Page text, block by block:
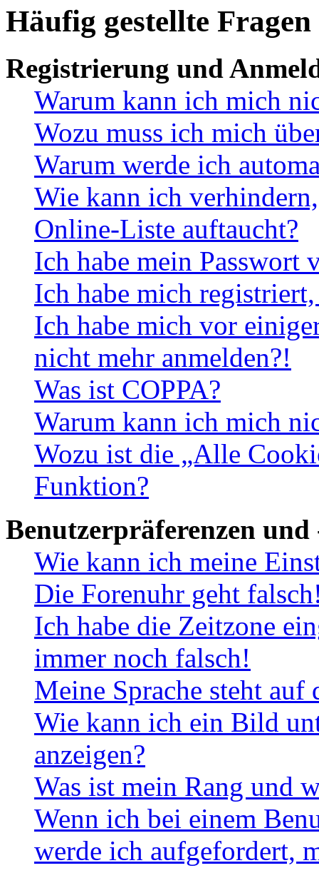
Häufig gestellte Fragen
Registrierung und
Warum kann ich mich
Wozu muss ich mich
Warum werde ich
Wie kann ich
Online-Liste auftaucht?
Ich habe mein Passwort
Ich habe mich
Ich habe mich vor
nicht mehr anmelden?!
Was ist COPPA?
Warum kann ich mich
Wozu ist die „Alle
Funktion?
Benutzerpräferenzen und
Wie kann ich meine
Die Forenuhr geht
Ich habe die Zeitzone
immer noch falsch!
Meine Sprache steht
Wie kann ich ein Bild
anzeigen?
Was ist mein Rang und
Wenn ich bei einem
werde ich aufgefordert,